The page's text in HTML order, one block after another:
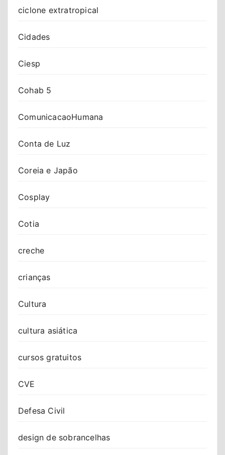
ciclone extratropical
Cidades
Ciesp
Cohab 5
ComunicacaoHumana
Conta de Luz
Coreia e Japão
Cosplay
Cotia
creche
crianças
Cultura
cultura asiática
cursos gratuitos
CVE
Defesa Civil
design de sobrancelhas